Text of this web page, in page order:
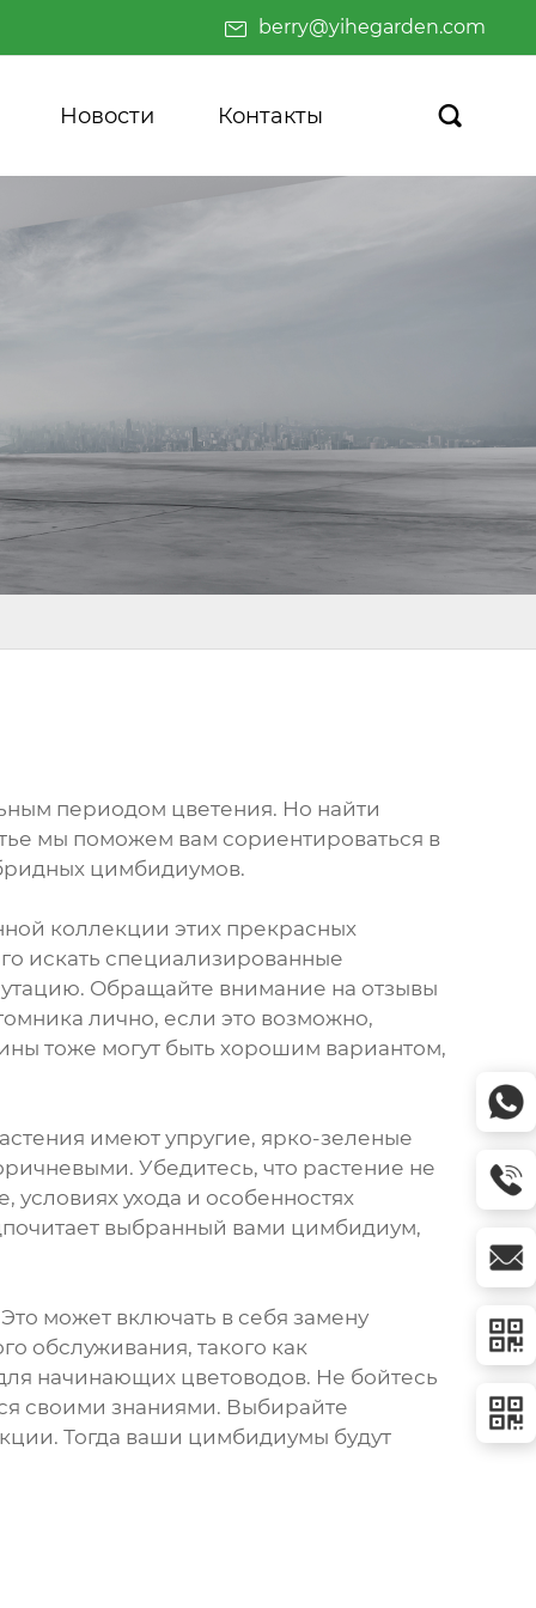
berry@yihegarden.com
Новости Контакты 
периодом цветения. Но найти
мы поможем вам сориентироваться в
цимбидиумов.
коллекции этих прекрасных
искать специализированные
Обращайте внимание на отзывы
лично, если это возможно,
тоже могут быть хорошим вариантом,
имеют упругие, ярко-зеленые
Убедитесь, что растение не
ухода и особенностях
выбранный вами цимбидиум,
может включать в себя замену
обслуживания, такого как
начинающих цветоводов. Не бойтесь
своими знаниями. Выбирайте
Тогда ваши цимбидиумы будут